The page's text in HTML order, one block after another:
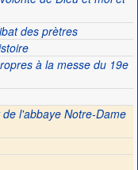
des prètres
à la messe du 19e
l'abbaye Notre-Dame